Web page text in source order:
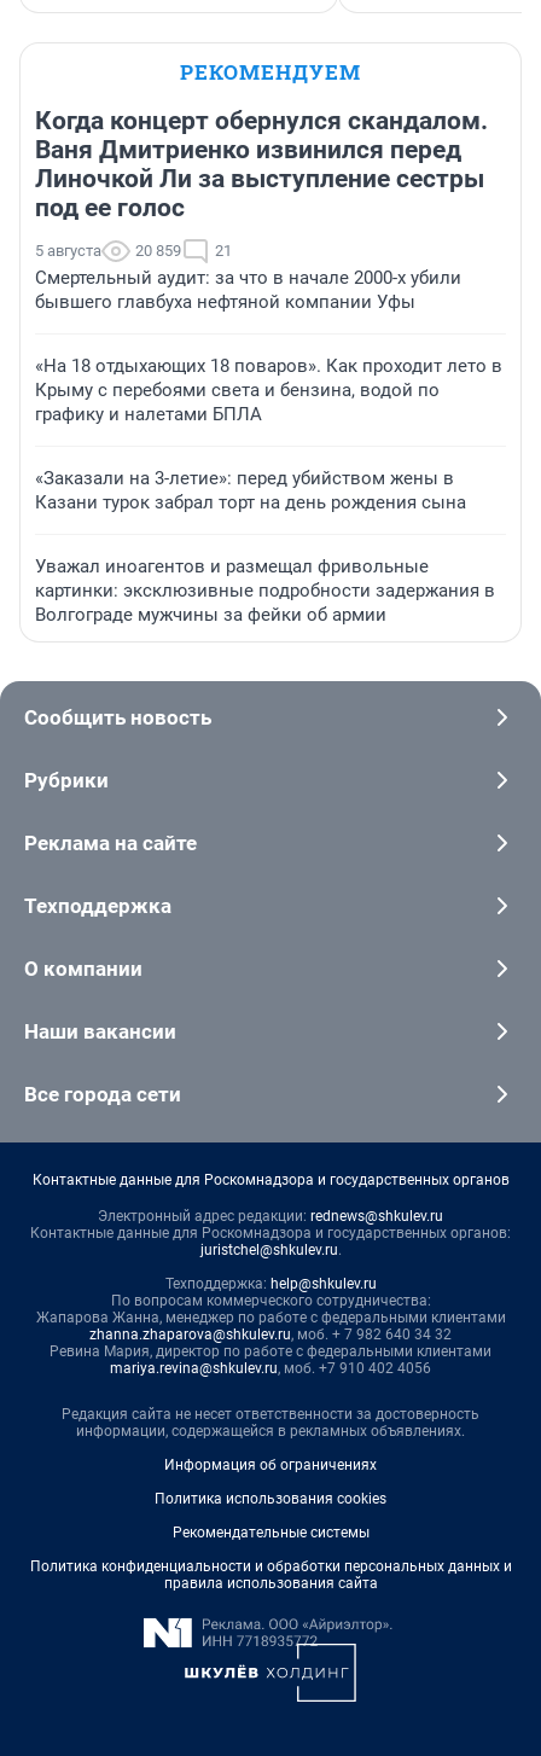
РЕКОМЕНДУЕМ
Когда концерт обернулся скандалом.
Ваня Дмитриенко извинился перед
Линочкой Ли за выступление сестры
под ее голос
5 августа 20 859 21
Смертельный аудит: за что в начале 2000-х убили
бывшего главбуха нефтяной компании Уфы
«На 18 отдыхающих 18 поваров». Как проходит лето в
Крыму с перебоями света и бензина, водой по
графику и налетами БПЛА
«Заказали на 3-летие»: перед убийством жены в
Казани турок забрал торт на день рождения сына
Уважал иноагентов и размещал фривольные
картинки: эксклюзивные подробности задержания в
Волгограде мужчины за фейки об армии
Сообщить новость
Рубрики
Реклама на сайте
Техподдержка
О компании
Наши вакансии
Все города сети
Контактные данные для Роскомнадзора и государственных органов
Электронный адрес редакции: rednews@shkulev.ru
Контактные данные для Роскомнадзора и государственных органов:
juristchel@shkulev.ru.
Техподдержка: help@shkulev.ru
По вопросам коммерческого сотрудничества:
Жапарова Жанна, менеджер по работе с федеральными клиентами
zhanna.zhaparova@shkulev.ru, моб. + 7 982 640 34 32
Ревина Мария, директор по работе с федеральными клиентами
mariya.revina@shkulev.ru, моб. +7 910 402 4056
Редакция сайта не несет ответственности за достоверность
информации, содержащейся в рекламных объявлениях.
Информация об ограничениях
Политика использования cookies
Рекомендательные системы
Политика конфиденциальности и обработки персональных данных и
правила использования сайта